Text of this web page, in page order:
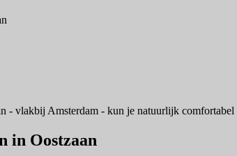
- vlakbij Amsterdam - kun je natuurlijk comfortabel
in Oostzaan